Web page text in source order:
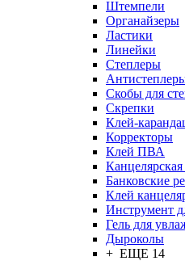
Штемпели
Органайзеры
Ластики
Линейки
Степлеры
Скобы для
Скрепки
Клей-
Корректоры
Клей ПВА
Канцелярская
Банковские
Клей
Инструмент
Гель для
Дыроколы
+ ЕЩЕ 14